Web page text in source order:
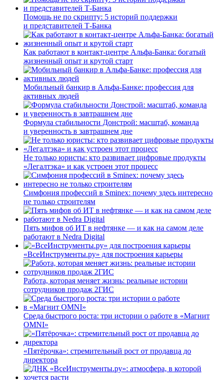
Помощь не по скрипту: 5 историй поддержки
и представителей Т-Банка
Как работают в контакт-центре Альфа-Банка: богатый
жизненный опыт и крутой старт
Мобильный банкир в Альфа-Банке: профессия для
активных людей
Формула стабильности Донстрой: масштаб, команда
и уверенность в завтрашнем дне
Не только юристы: кто развивает цифровые продукты
«Легалтэка» и как устроен этот процесс
Симфония профессий в Sminex: почему здесь интересно
не только строителям
Пять мифов об ИТ в нефтянке — и как на самом деле
работают в Nedra Digital
«ВсеИнструменты.ру» для построения карьеры
Работа, которая меняет жизнь: реальные истории
сотрудников продаж 2ГИС
Среда быстрого роста: три истории о работе в «Магнит
OMNI»
«Пятёрочка»: стремительный рост от продавца до
директора